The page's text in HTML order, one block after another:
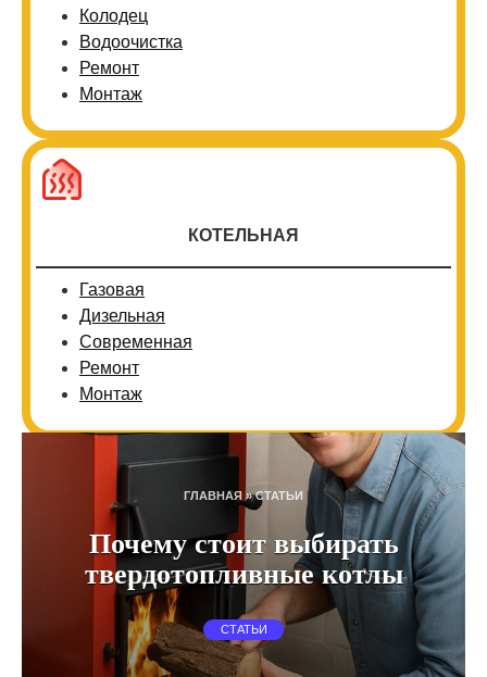
Колодец
Водоочистка
Ремонт
Монтаж
КОТЕЛЬНАЯ
Газовая
Дизельная
Современная
Ремонт
Монтаж
ГЛАВНАЯ »СТАТЬИ
Почему стоит выбирать
твердотопливные котлы
СТАТЬИ